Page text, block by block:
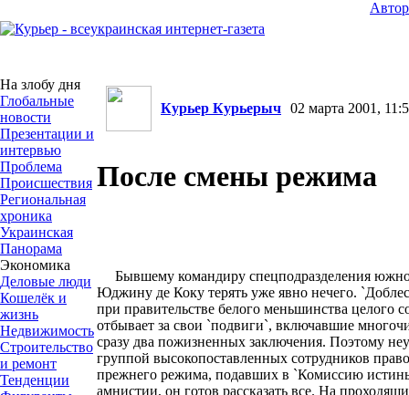
На злобу дня
Глобальные
новости
Презентации и
интервью
Проблема
Происшествия
Региональная
хроника
Украинская
Панорама
Экономика
Деловые люди
Кошелёк и
жизнь
Недвижимость
Строительство
и ремонт
Тенденции
Курьер Курьерыч 02 марта 2001,
После смены режима
Бывшему командиру спецподразделения
Юджину де Коку терять уже явно нечего.
при правительстве белого меньшинства целого
отбывает за свои `подвиги`, включавшие
сразу два пожизненных заключения. Поэтому
группой высокопоставленных сотрудников
прежнего режима, подавших в `Комиссию
амнистии, он готов рассказать все. На